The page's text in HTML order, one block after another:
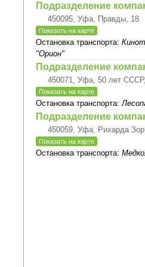
Подразделение
450095, Уфа, Правды, 18
Показать на карте
Остановка транспорта:
"Орион"
Подразделение
450071, Уфа, 50 лет
Показать на карте
Остановка транспорта:
Подразделение
450059, Уфа, Рихарда
Показать на карте
Остановка транспорта: